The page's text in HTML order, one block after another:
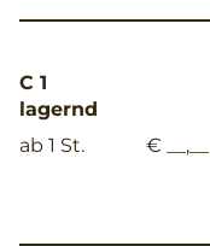
C 1
lagernd
ab 1 St.
€ __,__